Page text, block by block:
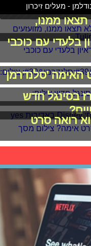
- מעלים זיכרון
תצאו ממנו,
בלעדי עם כוכבי
האימה 'סלנדרמן'
בסינגל חדש
רואה סרט